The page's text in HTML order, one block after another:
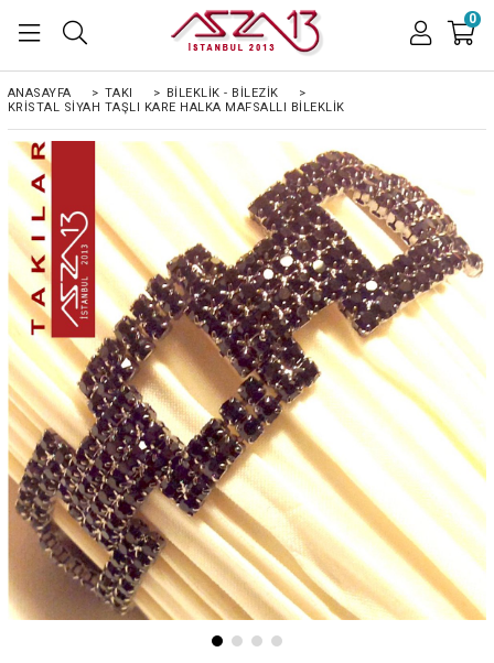
0
ANASAYFA > TAKI > BILEKLIK - BILEZIK
>
KRISTAL SIYAH TAŞLI KARE HALKA MAFSALLI BILEKLIK